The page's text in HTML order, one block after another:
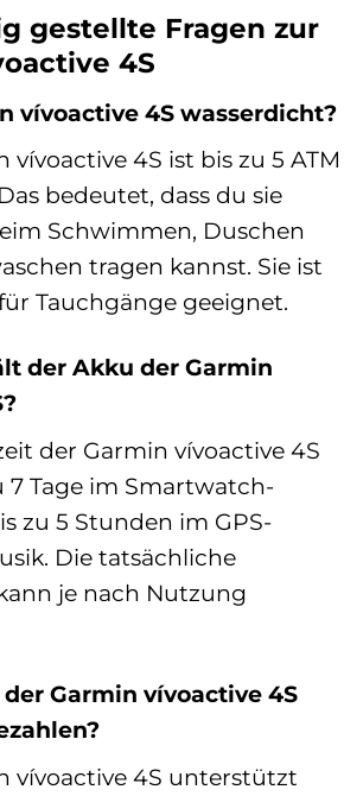
gestellte Fragen zur
4S
vívoactive 4S wasserdicht?
vívoactive 4S ist bis zu 5 ATM
bedeutet, dass du sie
Schwimmen, Duschen
tragen kannst. Sie ist
Tauchgänge geeignet.
der Akku der Garmin
der Garmin vívoactive 4S
7 Tage im Smartwatch-
zu 5 Stunden im GPS-
Die tatsächliche
je nach Nutzung
Garmin vívoactive 4S
vívoactive 4S unterstützt